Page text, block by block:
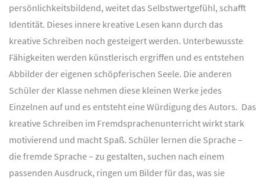
persönlichkeitsbildend, weitet das Selbstwertgefühl, schafft
Identität. Dieses innere kreative Lesen kann durch das
kreative Schreiben noch gesteigert werden. Unterbewusste
Fähigkeiten werden künstlerisch ergriffen und es entstehen
Abbilder der eigenen schöpferischen Seele. Die anderen
Schüler der Klasse nehmen diese kleinen Werke jedes
Einzelnen auf und es entsteht eine Würdigung des Autors. Das
kreative Schreiben im Fremdsprachenunterricht wirkt stark
motivierend und macht Spaß. Schüler lernen die Sprache –
die fremde Sprache – zu gestalten, suchen nach einem
passenden Ausdruck, ringen um Bilder für das, was sie